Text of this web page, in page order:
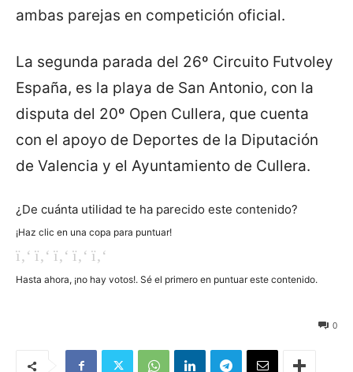
ambas parejas en competición oficial.
La segunda parada del 26º Circuito Futvoley
España, es la playa de San Antonio, con la
disputa del 20º Open Cullera, que cuenta
con el apoyo de Deportes de la Diputación
de Valencia y el Ayuntamiento de Cullera.
¿De cuánta utilidad te ha parecido este contenido?
¡Haz clic en una copa para puntuar!
Hasta ahora, ¡no hay votos!. Sé el primero en puntuar este contenido.
0